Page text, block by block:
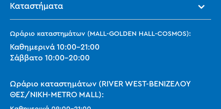
Καταστήματα
Ωράριο καταστημάτων (MALL-GOLDEN HALL-COSMOS):
Καθημερινά 10:00-21:00
Σάββατο 10:00-20:00
Ωράριο καταστημάτων (RIVER WEST-ΒΕΝΙΖΕΛΟΥ
ΘΕΣ/ΝΙΚΗ-METRO MALL):